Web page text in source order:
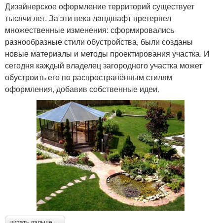
Дизайнерское оформление территорий существует
тысячи лет. За эти века ландшафт претерпел
множественные изменения: сформировались
разнообразные стили обустройства, были созданы
новые материалы и методы проектирования участка. И
сегодня каждый владелец загородного участка может
обустроить его по распространённым стилям
оформления, добавив собственные идеи.